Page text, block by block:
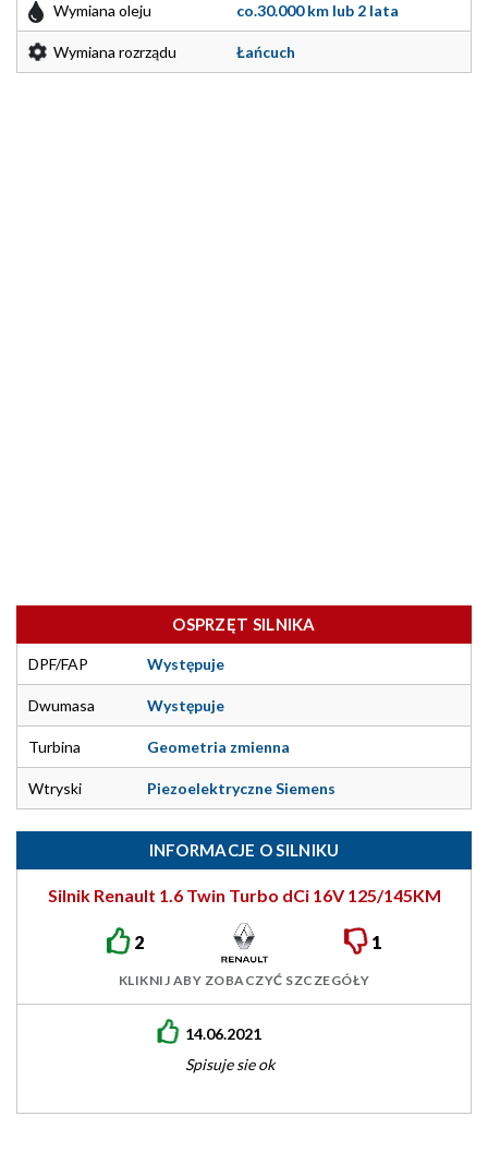
Wymiana oleju co.30.000 km lub 2 lata
Wymiana rozrządu Łańcuch
OSPRZĘT SILNIKA
DPF/FAP Występuje
Dwumasa Występuje
Turbina Geometria zmienna
Wtryski Piezoelektryczne Siemens
INFORMACJE O SILNIKU
Silnik Renault 1.6 Twin Turbo dCi 16V 125/145KM
R9M
2
1
KLIKNIJ ABY ZOBACZYĆ SZCZEGÓŁY